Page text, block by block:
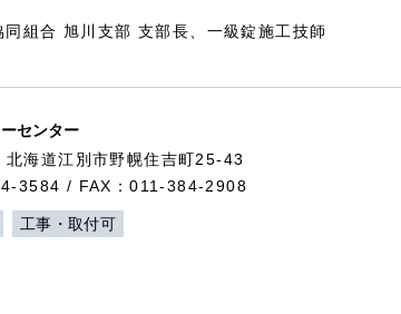
組合 旭川支部 支部長、一級錠施工技師
ーセンター
海道江別市野幌住吉町25-43
3584 / FAX：011-384-2908
工事・取付可